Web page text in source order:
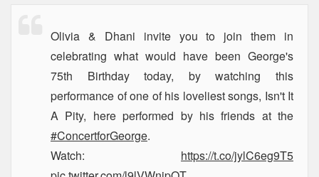
Olivia & Dhani invite you to join them in
celebrating what would have been George's
75th Birthday today, by watching this
performance of one of his loveliest songs, Isn't It
A Pity, here performed by his friends at the
#ConcertforGeorge.
Watch: https://t.co/jylC6eg9T5